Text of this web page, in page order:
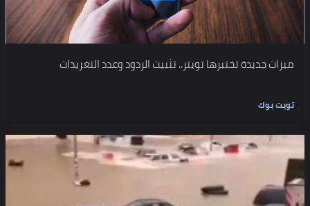
ميزات جديدة تختبرها تويتر.. تثبيت الردود وعدد التغريدات
تويت بوك